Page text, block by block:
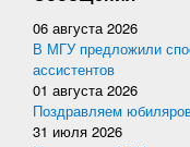
06 августа 2026
В МГУ предложили
ассистентов
01 августа 2026
Поздравляем
31 июля 2026